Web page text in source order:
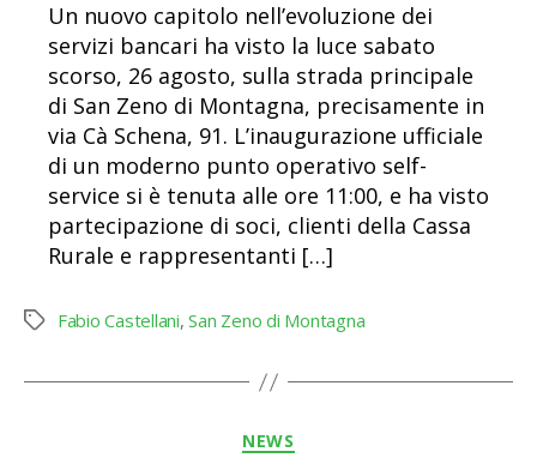
Un nuovo capitolo nell’evoluzione dei
servizi bancari ha visto la luce sabato
scorso, 26 agosto, sulla strada principale
di San Zeno di Montagna, precisamente in
via Cà Schena, 91. L’inaugurazione ufficiale
di un moderno punto operativo self-
service si è tenuta alle ore 11:00, e ha visto
partecipazione di soci, clienti della Cassa
Rurale e rappresentanti […]
Tag Fabio Castellani,San Zeno di Montagna
Categorie
NEWS